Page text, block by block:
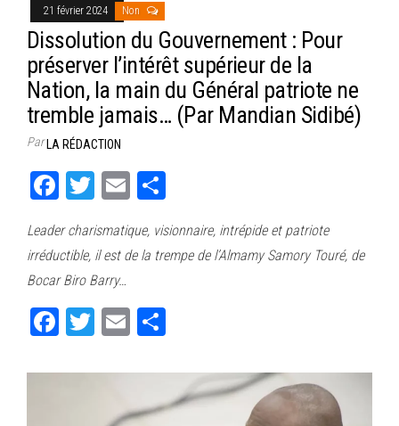
21 février 2024 Non
Dissolution du Gouvernement : Pour
préserver l’intérêt supérieur de la
Nation, la main du Général patriote ne
tremble jamais… (Par Mandian Sidibé)
ParLA RÉDACTION
Fa
bo
ok
T
tt
er
E
ail ag
er
Leader charismatique, visionnaire, intrépide et patriote
irréductible, il est de la trempe de l’Almamy Samory Touré, de
Bocar Biro Barry…
Fa
bo
T
tt
E
ail ag
er